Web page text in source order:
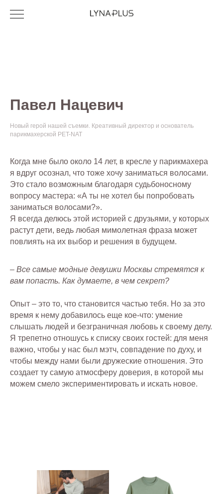
Павел Нацевич
Новый герой нашей съемки. Креативный директор и основатель
парикмахерской PET-NAT
Когда мне было около 14 лет, в кресле у парикмахера
я вдруг осознал, что тоже хочу заниматься волосами.
Это стало возможным благодаря судьбоносному
вопросу мастера: «А ты не хотел бы попробовать
заниматься волосами?».
Я всегда делюсь этой историей с друзьями, у которых
растут дети, ведь любая мимолетная фраза может
повлиять на их выбор и решения в будущем.
– Все самые модные девушки Москвы стремятся к
вам попасть. Как думаете, в чем секрет?
Опыт – это то, что становится частью тебя. Но за это
время к нему добавилось еще кое-что: умение
слышать людей и безграничная любовь к своему делу.
Я трепетно отношусь к списку своих гостей: для меня
важно, чтобы у нас был мэтч, совпадение по духу, и
чтобы между нами были дружеские отношения. Это
создает ту самую атмосферу доверия, в которой мы
можем смело экспериментировать и искать новое.